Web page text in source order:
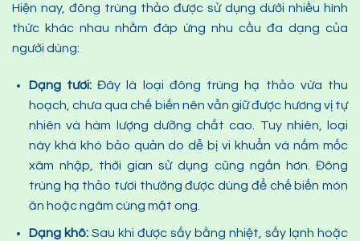
Hiện nay, đông trùng thảo được sử dụng dưới nhiều hình
thức khác nhau nhằm đáp ứng nhu cầu đa dạng của
người dùng:
Dạng tươi:Đây là loại đông trùng hạ thảo vừa thu
hoạch, chưa qua chế biến nên vẫn giữ được hương vị tự
nhiên và hàm lượng dưỡng chất cao. Tuy nhiên, loại
này khá khó bảo quản do dễ bị vi khuẩn và nấm mốc
xâm nhập, thời gian sử dụng cũng ngắn hơn. Đông
trùng hạ thảo tươi thường được dùng để chế biến món
ăn hoặc ngâm cùng mật ong.
Dạng khô: Sau khi được sấy bằng nhiệt, sấy lạnh hoặc